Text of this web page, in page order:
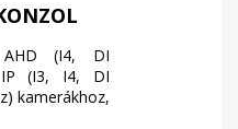
AHD (I4, DI
IP (I3, I4, DI
kamerákhoz,